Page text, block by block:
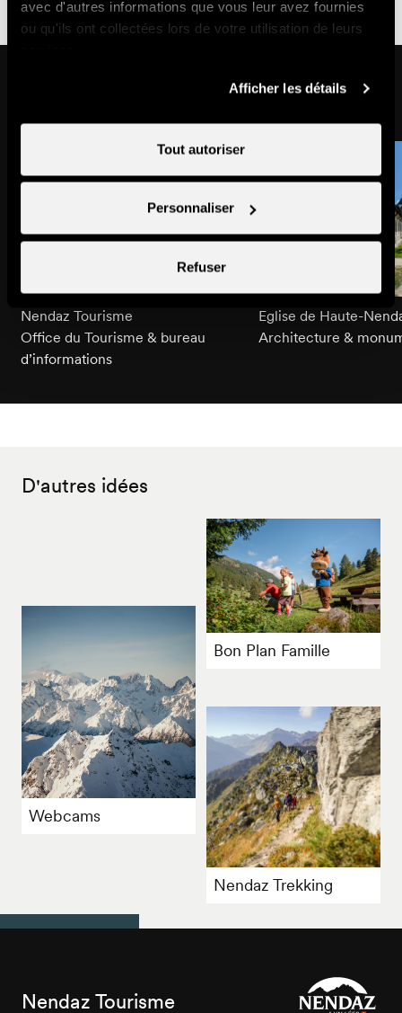
avec d'autres informations que vous leur avez fournies
ou qu'ils ont collectées lors de votre utilisation de leurs
Afficher les détails
Tout autoriser
Personnaliser
Refuser
Nendaz Tourisme
Office du Tourisme & bureau
d’informations
Eglise de Haute-
Architecture &
D'autres idées
Bon Plan Famille
Webcams
Nendaz Trekking
Nendaz Tourisme